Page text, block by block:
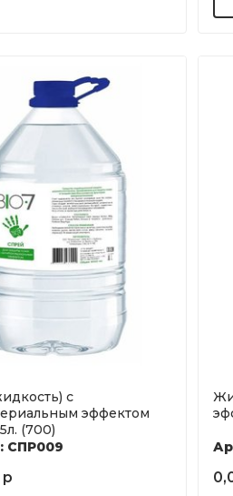
с
эффектом
(700)
СПР009
р